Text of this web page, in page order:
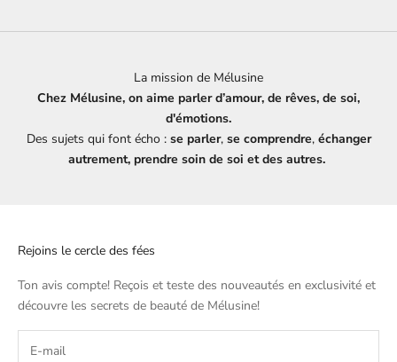
La mission de Mélusine
Chez Mélusine, on aime parler d’amour, de rêves, de soi,
d'émotions.
Des sujets qui font écho : se parler, se comprendre, échanger
autrement, prendre soin de soi et des autres.
Rejoins le cercle des fées
Ton avis compte! Reçois et teste des nouveautés en exclusivité et
découvre les secrets de beauté de Mélusine!